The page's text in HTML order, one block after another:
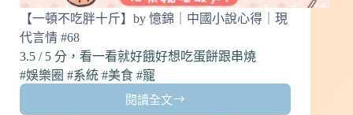
情
#69
【一頓不吃胖十斤】by 憶錦｜中國小說心得｜現
代言情 #68
3.5 / 5 分，看一看就好餓好想吃蛋餅跟串燒
#娛樂圈 #系統 #美食 #寵
閱讀全文
【一